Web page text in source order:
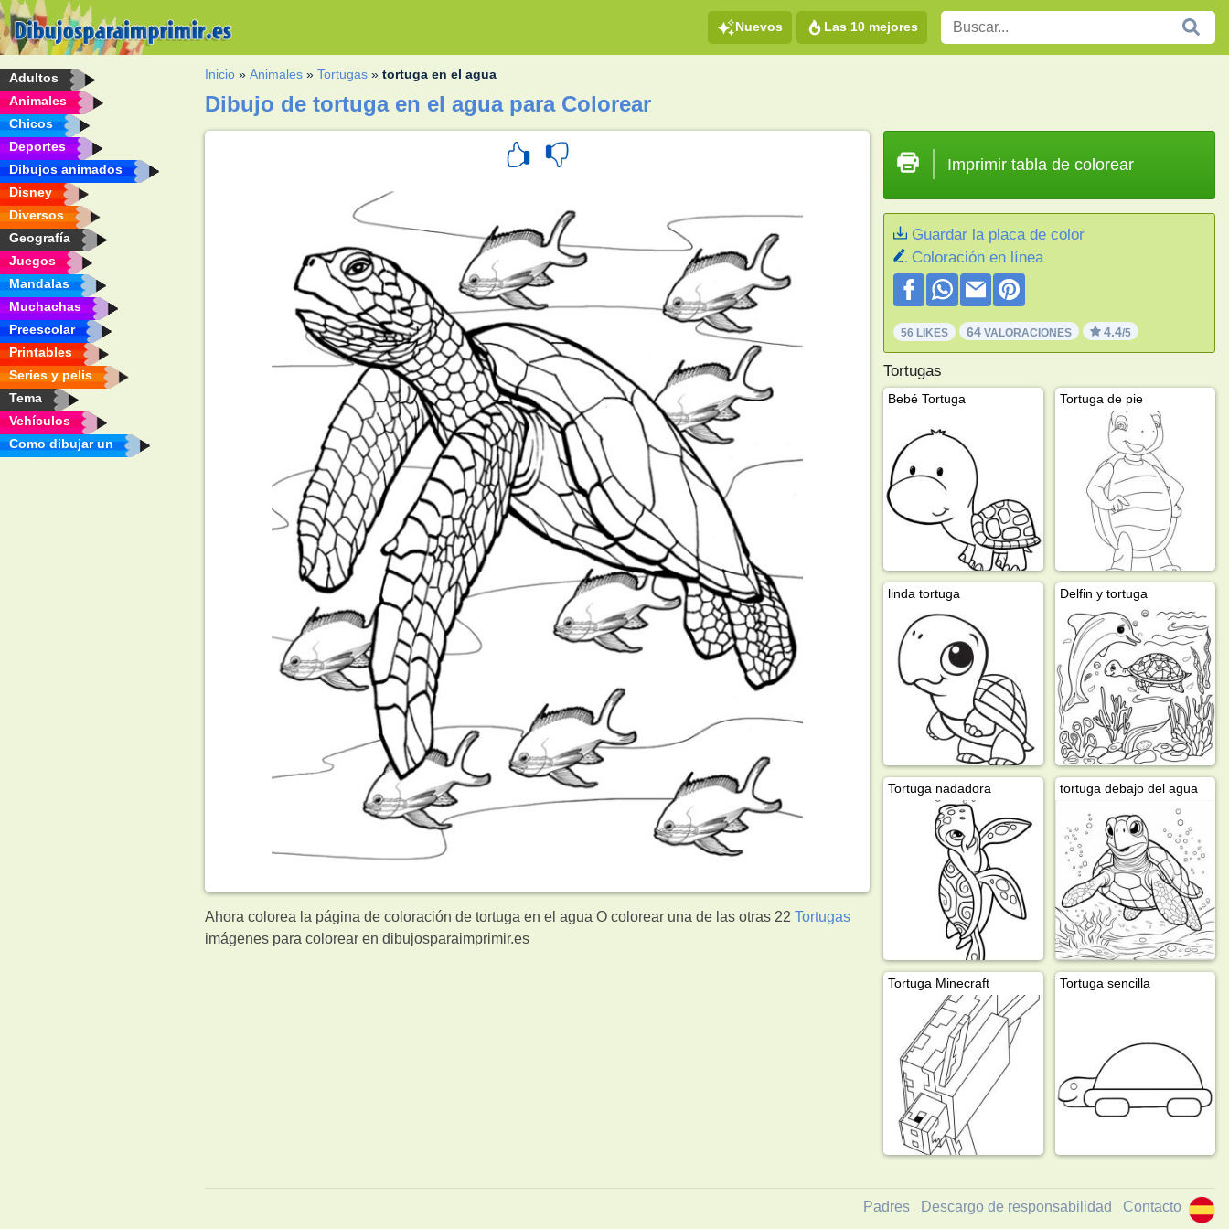
Nuevos Las 10 mejores
Adultos
Animales
Chicos
Deportes
Dibujos animados
Disney
Diversos
Geografía
Juegos
Mandalas
Muchachas
Preescolar
Printables
Series y pelis
Tema
Vehículos
Como dibujar un
Inicio »Animales »Tortugas »tortuga en el agua
Dibujo de tortuga en el agua para Colorear
Ahora colorea la página de coloración de tortuga en el agua O colorear una de las otras 22Tortugas
imágenes para colorear en dibujosparaimprimir.es
Imprimir tabla de colorear
Guardar la placa de color
Coloración en línea
56 LIKES 64VALORACIONES 4.4/5
Tortugas
Bebé Tortuga Tortuga de pie
linda tortuga Delfin y tortuga
Tortuga nadadora tortuga debajo del agua
Tortuga Minecraft Tortuga sencilla
Padres Descargo de responsabilidad Contacto